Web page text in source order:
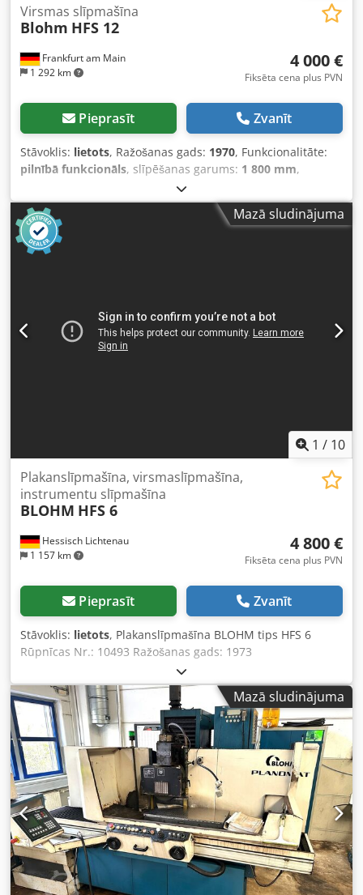
Frankfurt am Main
1 292 km
Virsmas slīpmašīna
Blohm HFS 12
4 000 €
Fiksēta cena plus PVN
Pieprasīt Zvanīt
Stāvoklis: lietots, Ražošanas gads: 1970, Funkcionalitāte:
pilnībā funkcionāls, slīpēšanas garums: 1 800 mm,
400 mm, galda garums:
galda platums:350 mm, !!!PĀRDOŠANA UZ VIETAS D-74219
MÖCKMÜHL Plaknes slīpmašīna BLOHM HFS 12 Csdpfx
Akezamf Eoasrf Izgatavošanas gads: 1970 Slīpēšanas
garums: 1800 mm Slīpēšanas platums: 400 mm
stāvoklī.
Mazā sludinājuma
1 / 10
Hessisch Lichtenau
1 157 km
Plakanslīpmašīna, virsmaslīpmašīna,
instrumentu slīpmašīna
BLOHM HFS 6
4 800 €
Fiksēta cena plus PVN
Pieprasīt Zvanīt
Stāvoklis: lietots, Plakanslīpmašīna BLOHM tips HFS 6
Rūpnīcas Nr.: 10493 Ražošanas gads: 1973
Elektromagnētiskā stiprināšanas plātne: 600 x 300 mm
Slīpēšanas garums: 600 mm Slīpēšanas platums: 400 mm
Galds – garenvirziena kustība: max. 650 mm Šķērsvirziena
kustība: 350 mm Attālums no vārpstas centra līdz galda
virsmai: max. 600 mm Attālums no vārpstas centra līdz
magnētiskajai plātnei: max. 517 mm Galda stiprināšanas
virsma: 1020 x 300 mm Slīpripas diametrs: 300 mm
Slīpripas platums: 50 mm Slīpripas caurums: 76 mm Galda
garenvirziena padeve: 2–30 m/min bezpakāpju Galda
šķērsvirziena padeve: 2–65 mm bezpakāpju, elektriski
Šķērssoļa padeve: 3 m/min Vertikālā padeve: 0,001 – 0,020
mm uz piegādes impulsu Vertikālā soļpārvietošanās: 0,250
m/min Slīpripas apgriezienu skaits: 1400 / 2800 apgr./min.
Hidraulikas sūkņa motora jauda: 2,2 kW Slīpēšanas
Mazā sludinājuma